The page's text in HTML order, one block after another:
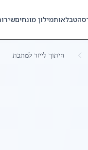
טבלאותמילון מונחים
חיתוך לייזר למתכת